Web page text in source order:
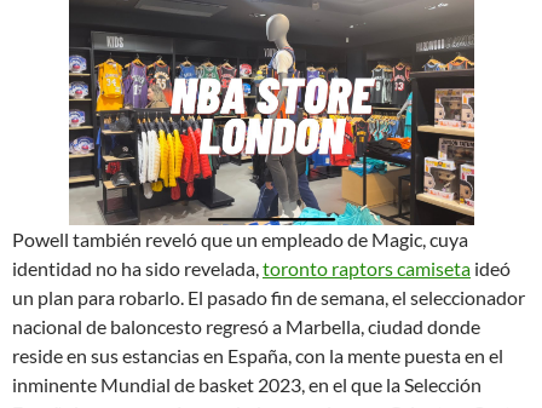
Powell también reveló que un empleado de Magic, cuya
identidad no ha sido revelada,toronto raptors camiseta ideó
un plan para robarlo. El pasado fin de semana, el seleccionador
nacional de baloncesto regresó a Marbella, ciudad donde
reside en sus estancias en España, con la mente puesta en el
inminente Mundial de basket 2023, en el que la Selección